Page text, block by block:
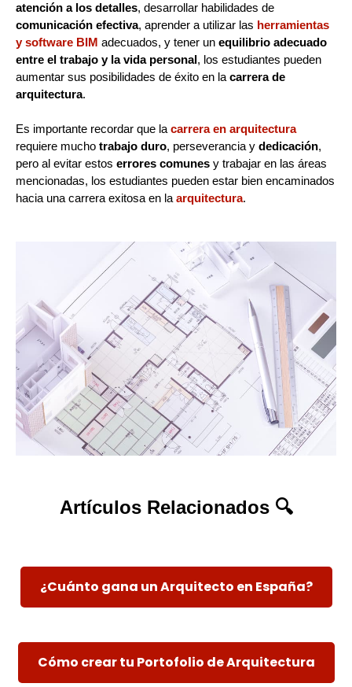
atención a los detalles, desarrollar habilidades de
comunicación efectiva, aprender a utilizar las herramientas
y software BIM adecuados, y tener un equilibrio adecuado
entre el trabajo y la vida personal, los estudiantes pueden
aumentar sus posibilidades de éxito en lacarrera de
arquitectura.
Es importante recordar que lacarrera en arquitectura
requiere mucho trabajo duro, perseverancia y dedicación,
pero al evitar estos errores comunes y trabajar en las áreas
mencionadas, los estudiantes pueden estar bien encaminados
hacia una carrera exitosa en laarquitectura.
Artículos Relacionados 🔍
¿Cuánto gana un Arquitecto en España?
Cómo crear tu Portofolio de Arquitectura